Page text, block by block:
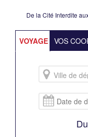
De la Cité Interdite
VOYAGE VOS